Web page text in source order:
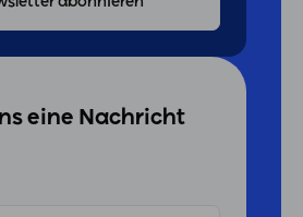
eine Nachricht